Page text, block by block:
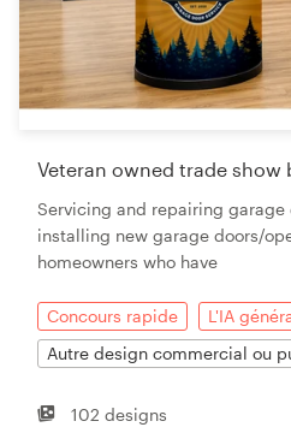
Veteran owned trade show
Servicing and repairing garage
installing new garage doors/
homeowners who have
Concours rapide
L'IA
Autre design commercial ou
102 designs